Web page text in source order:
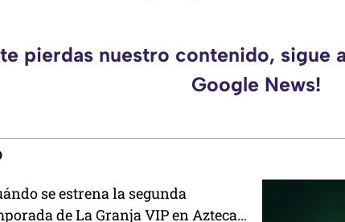
te pierdas nuestro contenido, sigue
Google News!
se estrena la segunda
de La Granja VIP en Azteca